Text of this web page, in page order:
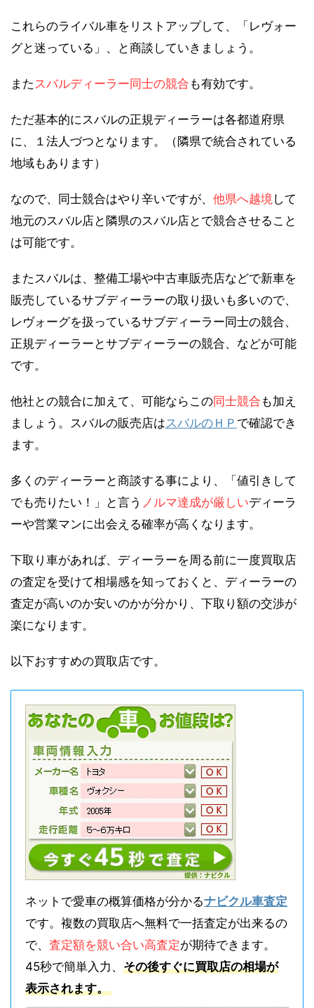
これらのライバル車をリストアップして、「レヴォー
グと迷っている」、と商談していきましょう。
またスバルディーラー同士の競合 も有効です。
ただ基本的にスバルの正規ディーラーは各都道府県
に、１法人づつとなります。（隣県で統合されている
地域もあります）
なので、同士競合はやり辛いですが、 他県へ越境して
地元のスバル店と隣県のスバル店とで競合させること
は可能です。
またスバルは、整備工場や中古車販売店などで新車を
販売しているサブディーラーの取り扱いも多いので、
レヴォーグを扱っているサブディーラー同士の競合、
正規ディーラーとサブディーラーの競合、などが可能
です。
他社との競合に加えて、可能ならこの同士競合 も加え
ましょう。スバルの販売店はスバルのＨＰ で確認でき
ます。
多くのディーラーと商談する事により、「値引きして
でも売りたい！」と言う ノルマ達成が厳しいディーラ
ーや営業マンに出会える確率が高くなります。
下取り車があれば、ディーラーを周る前に一度買取店
の査定を受けて相場感を知っておくと、ディーラーの
査定が高いのか安いのかが分かり、下取り額の交渉が
楽になります。
以下おすすめの買取店です。
ネットで愛車の概算価格が分かるナビクル車査定
です。複数の買取店へ無料で一括査定が出来るの
で、 査定額を競い合い高査定が期待できます。
45秒で簡単入力、 その後すぐに買取店の相場が
表示されます。